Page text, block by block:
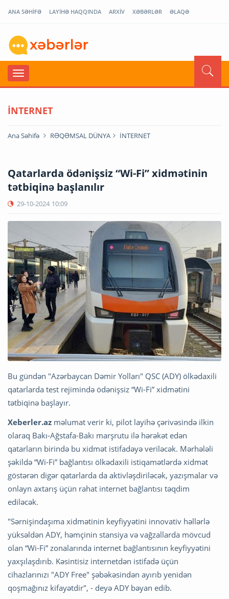
ANA SƏHİFƏ LAYİHƏ HAQQINDA ARXİV XƏBƏRLƏR ƏLAQƏ
İNTERNET
Ana Səhifə RƏQƏMSAL DÜNYA İNTERNET
Qatarlarda ödənişsiz “Wi-Fi” xidmətinin
tətbiqinə başlanılır
29-10-2024 10:09
Bu gündən "Azərbaycan Dəmir Yolları" QSC (ADY) ölkədaxili
qatarlarda test rejimində ödənişsiz “Wi-Fi” xidmətini
tətbiqinə başlayır.
Xeberler.az məlumat verir ki, pilot layihə çərivəsində ilkin
olaraq Bakı-Ağstafa-Bakı marşrutu ilə hərəkət edən
qatarların birində bu xidmət istifadəyə veriləcək. Mərhələli
şəkildə “Wi-Fi” bağlantısı ölkədaxili istiqamətlərdə xidmət
göstərən digər qatarlarda da aktivləşdiriləcək, yazışmalar və
onlayn axtarış üçün rahat internet bağlantısı təqdim
ediləcək.
"Sərnişindaşıma xidmətinin keyfiyyətini innovativ həllərlə
yüksəldən ADY, həmçinin stansiya və vağzallarda mövcud
olan “Wi-Fi” zonalarında internet bağlantısının keyfiyyətini
yaxşılaşdırıb. Kəsintisiz internetdən istifadə üçün
cihazlarınızı "ADY Free" şəbəkəsindən ayırıb yenidən
qoşmağınız kifayətdir", - deyə ADY bəyan edib.